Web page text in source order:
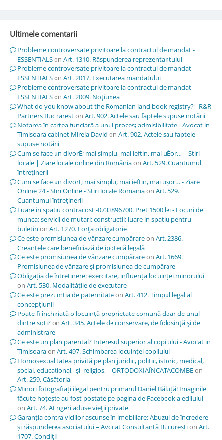
Ultimele comentarii
Probleme controversate privitoare la contractul de mandat -
ESSENTIALSon Art. 1310. Răspunderea reprezentantului
Probleme controversate privitoare la contractul de mandat -
ESSENTIALSon Art. 2017. Executarea mandatului
Probleme controversate privitoare la contractul de mandat -
ESSENTIALSon Art. 2009. Noţiunea
What do you know about the Romanian land book registry? - R&R
Partners Buchareston Art. 902. Actele sau faptele supuse notării
Notarea în cartea funciară a unui proces; admisibilitate - Avocat in
Timisoara cabinet Mirela David on Art. 902. Actele sau faptele
supuse notării
Cum se face un divorÈ; mai simplu, mai ieftin, mai uÈor… – Stiri
locale | Ziare locale online din Româniaon Art. 529. Cuantumul
întreţinerii
Cum se face un divorț; mai simplu, mai ieftin, mai ușor… - Ziare
Online 24 - Stiri Online - Stiri locale Romaniaon Art. 529.
Cuantumul întreţinerii
Luare in spatiu contracost -0733896700. Pret 1500 lei - Locuri de
munca; servicii de mutari; constructii; luare in spatiu pentru
buletin on Art. 1270. Forţa obligatorie
Ce este promisiunea de vânzare cumpărareon Art. 2386.
Creanţele care beneficiază de ipotecă legală
Ce este promisiunea de vânzare cumpărareon Art. 1669.
Promisiunea de vânzare şi promisiunea de cumpărare
Obligația de întreținere: exercitare, influența locuinței minorului
on Art. 530. Modalităţile de executare
Ce este prezumția de paternitateon Art. 412. Timpul legal al
concepţiunii
Poate fi închiriată o locuință proprietate comună doar de unul
dintre soți?on Art. 345. Actele de conservare, de folosinţă şi de
administrare
Ce este un plan parental? Interesul superior al copilului - Avocat in
Timisoaraon Art. 497. Schimbarea locuinţei copilului
Homosexualitatea privită pe plan juridic, politic, istoric, medical,
social, educațional, și religios, – ORTODOXIAÎNCATACOMBEon
Art. 259. Căsătoria
Minori fotografiați ilegal pentru primarul Daniel Băluță! Imaginile
făcute hoțește au fost postate pe pagina de Facebook a edilului –
on Art. 74. Atingeri aduse vieţii private
Garanția contra viciilor ascunse în imobiliare: Abuzul de încredere
și răspunderea asociatului – Avocat Consultanță Bucureștion Art.
1707. Condiţii